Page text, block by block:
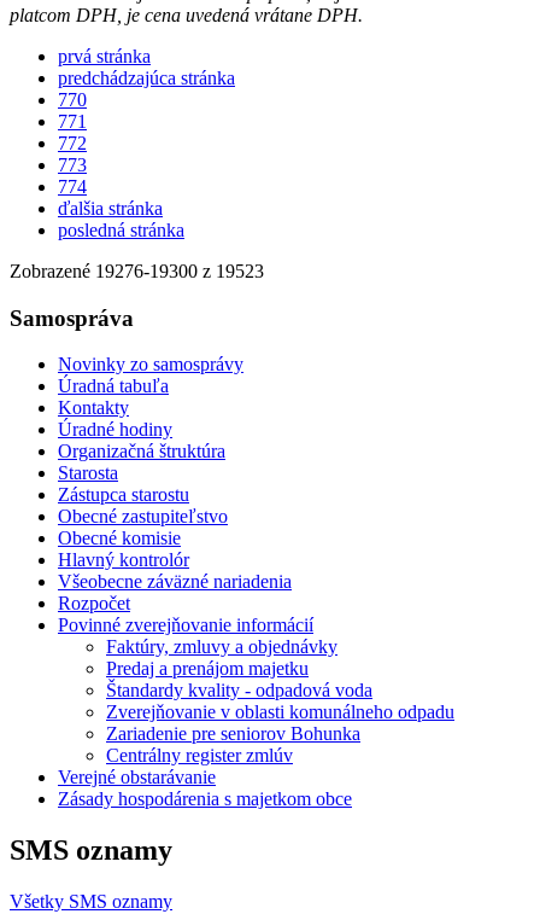
platcom DPH, je cena uvedená vrátane DPH.
prvá stránka
predchádzajúca stránka
770
771
772
773
774
ďalšia stránka
posledná stránka
Zobrazené 19276-19300 z 19523
Samospráva
Novinky zo samosprávy
Úradná tabuľa
Kontakty
Úradné hodiny
Organizačná štruktúra
Starosta
Zástupca starostu
Obecné zastupiteľstvo
Obecné komisie
Hlavný kontrolór
Všeobecne záväzné nariadenia
Rozpočet
Povinné zverejňovanie informácií
Faktúry, zmluvy a objednávky
Predaj a prenájom majetku
Štandardy kvality - odpadová voda
Zverejňovanie v oblasti komunálneho odpadu
Zariadenie pre seniorov Bohunka
Centrálny register zmlúv
Verejné obstarávanie
Zásady hospodárenia s majetkom obce
SMS oznamy
Všetky SMS oznamy